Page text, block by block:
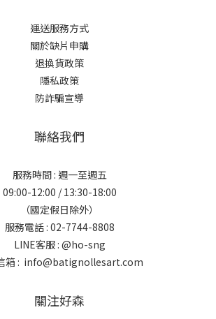
運送服務方式
關於缺片申購
退換貨政策
隱私政策
防詐騙宣導
聯絡我們
服務時間 : 週一至週五
09:00-12:00 / 13:30-18:00
（國定假日除外）
服務電話 : 02-7744-8808
LINE客服 : @ho-sng
箱 : info@batignollesart.com
關注好森